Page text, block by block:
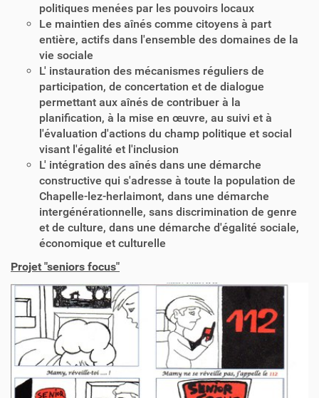
politiques menées par les pouvoirs locaux
Le maintien des aînés comme citoyens à part
entière, actifs dans l'ensemble des domaines de la
vie sociale
L' instauration des mécanismes réguliers de
participation, de concertation et de dialogue
permettant aux aînés de contribuer à la
planification, à la mise en œuvre, au suivi et à
l'évaluation d'actions du champ politique et social
visant l'égalité et l'inclusion
L' intégration des aînés dans une démarche
constructive qui s'adresse à toute la population de
Chapelle-lez-herlaimont, dans une démarche
intergénérationnelle, sans discrimination de genre
et de culture, dans une démarche d'égalité sociale,
économique et culturelle
Projet "seniors focus"